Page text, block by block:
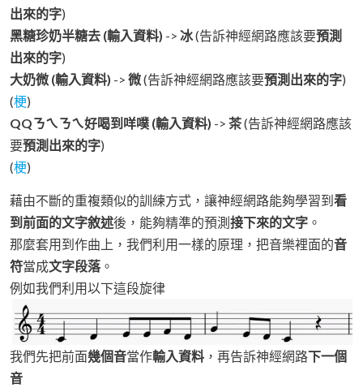
出來的字)
黑糖珍奶半糖去 (輸入資料) -> 冰(告訴神經網路應該要預測
出來的字)
大奶微 (輸入資料) -> 微(告訴神經網路應該要預測出來的字)
(梗)
QQㄋㄟㄋㄟ好喝到咩噗 (輸入資料) -> 茶(告訴神經網路應該
要預測出來的字)
(梗)
藉由不斷的重複類似的訓練方式，讓神經網路能夠學習到看
到前面的文字敘述後，能夠精準的預測接下來的文字 。
那麼套用到作曲上，我們利用一樣的原理，把音樂裡面的音
符當成文字段落。
例如我們利用以下這段旋律
我們先把前面幾個音當作輸入資料 ，再告訴神經網路下一個
音